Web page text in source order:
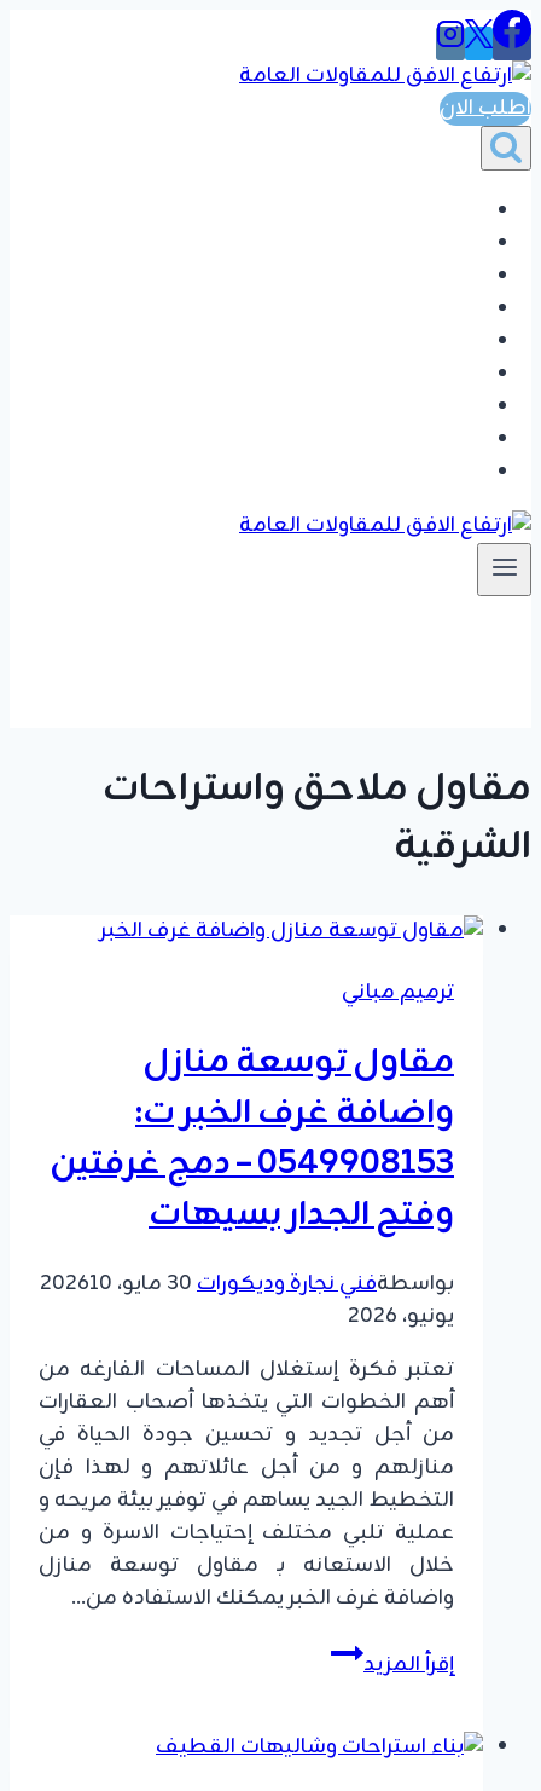
التجاوز
إلى
المحتوى
اطلب الان
مقاول ملاحق واستراحات
الشرقية
ترميم مباني
مقاول توسعة منازل
واضافة غرف الخبر ت:
0549908153 – دمج غرفتين
وفتح الجدار بسيهات
بواسطةفني نجارة وديكورات30 مايو، 2026
10
يونيو، 2026
تعتبر فكرة إستغلال المساحات الفارغه من
أهم الخطوات التي يتخذها أصحاب العقارات
من أجل تجديد و تحسين جودة الحياة في
منازلهم و من أجل عائلاتهم و لهذا فإن
التخطيط الجيد يساهم في توفير بيئة مريحه و
عملية تلبي مختلف إحتياجات الاسرة و من
خلال الاستعانه بـ مقاول توسعة منازل
واضافة غرف الخبر يمكنك الاستفاده من…
إقرأ المزيدمقاول
توسعة
واضافة